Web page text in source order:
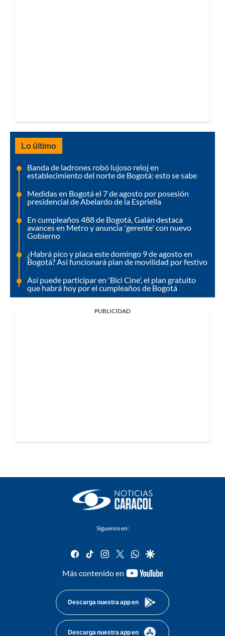
Lo último
Banda de ladrones robó lujoso reloj en
establecimiento del norte de Bogotá: esto se sabe
Medidas en Bogotá el 7 de agosto por posesión
presidencial de Abelardo de la Espriella
En cumpleaños 488 de Bogotá, Galán destaca
avances en Metro y anuncia 'gerente' con nuevo
Gobierno
¿Habrá pico y placa este domingo 9 de agosto en
Bogotá? Así funcionará plan de movilidad por festivo
Así puede participar en 'Bici Cine', el plan gratuito
que habrá hoy por el cumpleaños de Bogotá
PUBLICIDAD
Síguenos en:
facebook
tiktok instagram
twitterwhatsapp
google
Más contenido en
youtube-
Descarga nuestra app en
Descarga nuestra app en